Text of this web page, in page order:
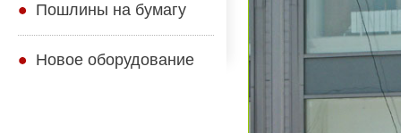
Пошлины на бумагу
Новое оборудование